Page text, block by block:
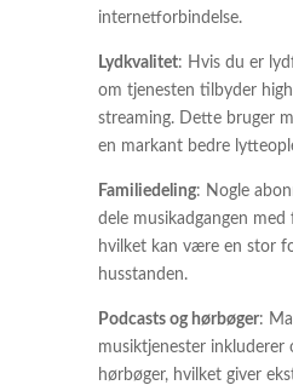
internetforbindelse.
Lydkvalitet: Hvis du er
om tjenesten tilbyder
streaming. Dette bruger
en markant bedre
Familiedeling: Nogle
dele musikadgangen med
hvilket kan være en stor
husstanden.
Podcasts og hørbøger:
musiktjenester inkluderer
hørbøger, hvilket giver